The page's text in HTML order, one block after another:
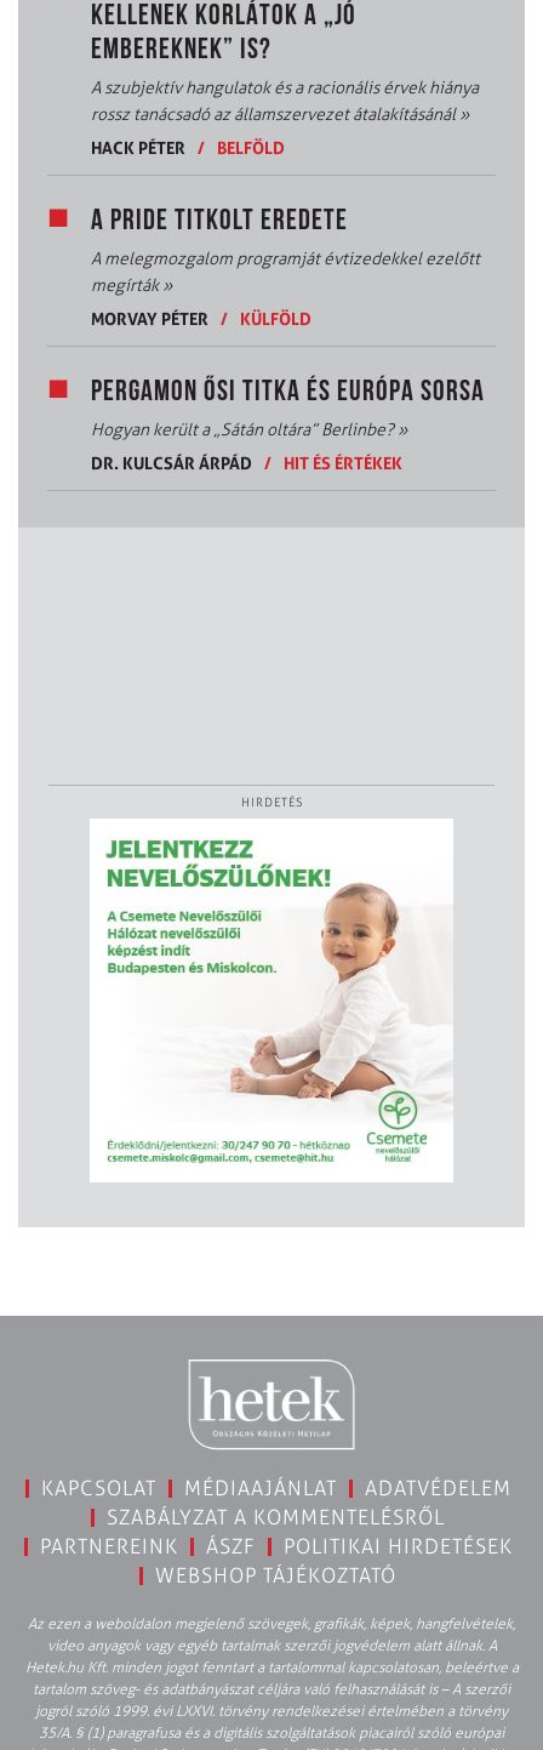
KELLENEK KORLÁTOK A „JÓ
EMBEREKNEK” IS?
A szubjektív hangulatok és a racionális érvek hiánya
rossz tanácsadó az államszervezet átalakításánál»
HACK PÉTER
/ BELFÖLD
A PRIDE TITKOLT EREDETE
A melegmozgalom programját évtizedekkel ezelőtt
megírták»
MORVAY PÉTER
/ KÜLFÖLD
PERGAMON ŐSI TITKA ÉS EURÓPA SORSA
Hogyan került a „Sátán oltára” Berlinbe?»
DR. KULCSÁR ÁRPÁD
/ HIT ÉS ÉRTÉKEK
HIRDETÉS
KAPCSOLAT MÉDIAAJÁNLAT
ADATVÉDELEM
SZABÁLYZAT A KOMMENTELÉSRŐL
PARTNEREINK
ÁSZF
POLITIKAI HIRDETÉSEK
WEBSHOP TÁJÉKOZTATÓ
Az ezen a weboldalon megjelenő szövegek, grafikák, képek, hangfelvételek,
video anyagok vagy egyéb tartalmak szerzői jogvédelem alatt állnak. A
Hetek.hu Kft. minden jogot fenntart a tartalommal kapcsolatosan, beleértve a
tartalom szöveg- és adatbányászat céljára való felhasználását is – A szerzői
jogról szóló 1999. évi LXXVI. törvény rendelkezései értelmében a törvény
35/A. § (1) paragrafusa és a digitális szolgáltatások piacairól szóló európai